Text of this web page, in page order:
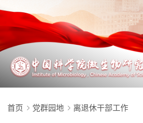
首页 党群园地 离退休干部工作